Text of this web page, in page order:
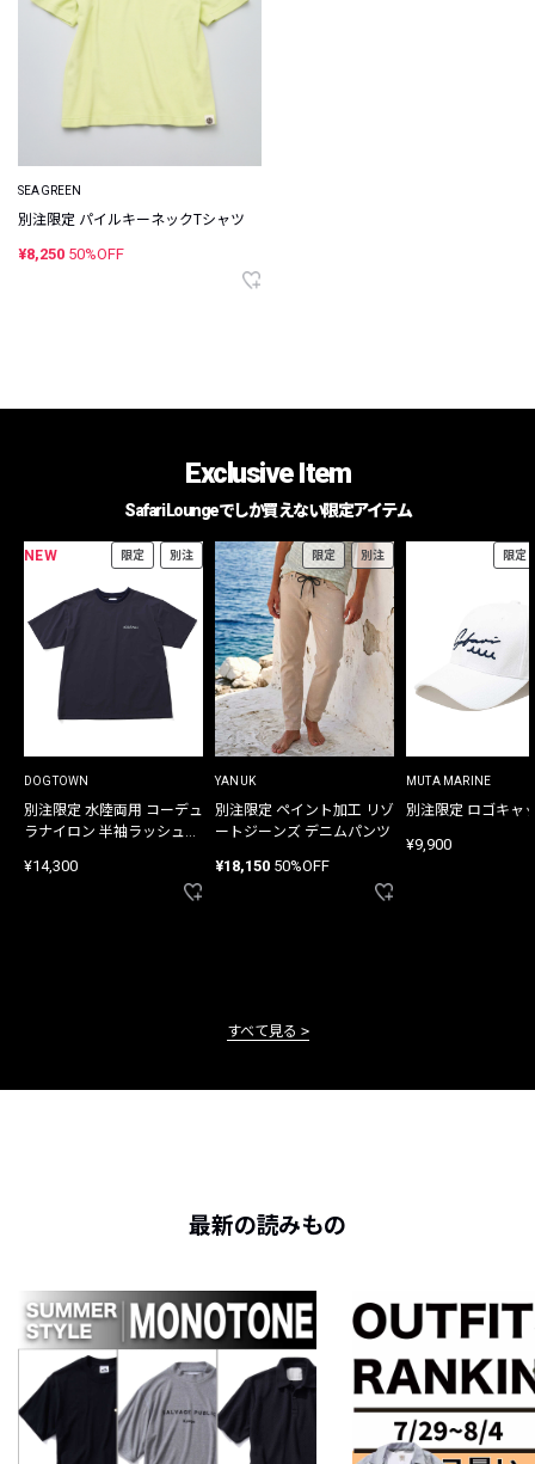
SEAGREEN
別注限定 パイルキーネックTシャツ
¥8,250 50%OFF
Exclusive Item
Safari Loungeでしか買えない限定アイテム
NEW 限定 別注
DOGTOWN
別注限定 水陸両用 コーデュ
ラナイロン 半袖ラッシュガ
¥14,300
限定 別注
YANUK
別注限定 ペイント加工 リゾ
ートジーンズ デニムパンツ
¥18,150 50%OFF
限定
MUTA MARINE
別注限定 ロゴキャ
¥9,900
すべて見る
最新の読みもの